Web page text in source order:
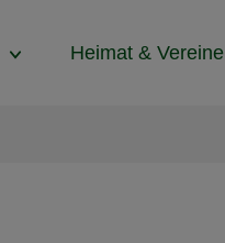
Heimat & Vereine